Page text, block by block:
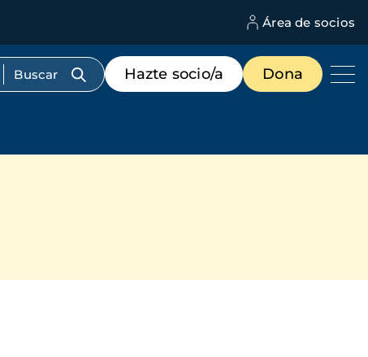
Área de socios
Menú
de
destacados
Hazte socio/a Dona